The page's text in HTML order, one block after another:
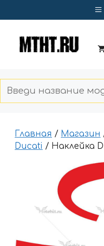
к
Главная / Магазин
Ducati / Наклейка